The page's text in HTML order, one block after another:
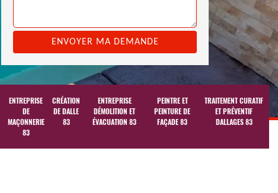
ENTREPRISE
DE
MAÇONNERIE
83
CRÉATION
DE DALLE
83
ENTREPRISE
DÉMOLITION ET
ÉVACUATION 83
PEINTRE ET
PEINTURE DE
FAÇADE 83
TRAITEMENT CURATIF
ET PRÉVENTIF
DALLAGES 83